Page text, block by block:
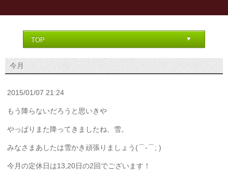
今月
2015/01/07 21:24
もう降らないだろうと思いきや
やっぱりまた降ってきましたね、雪。
みなさまあしたは雪かき頑張りましょう(⌒-⌒; )
今月の定休日は13,20日の2回でございます！